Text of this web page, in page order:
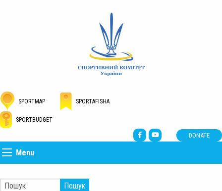
SPORTMAP SPORTAFISHA
SPORTBUDGET
DONATE
Menu
Пошук